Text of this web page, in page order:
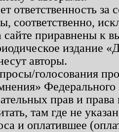
ответственность
соответственно,
приравнены к
издание
авторы.
голосования
прав и
там где не
и оплатившее